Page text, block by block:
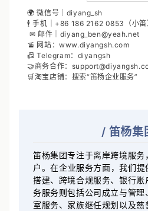
🌍 微信号｜diyang_sh
🕴 手机｜+86 186 2162 0853（小笛
✉ 邮件｜diyang_ben@yeah.net
🚡 网站：www.diyangsh.com
📠 Telegram：diyangsh
🤝商务合作：
🛒淘宝店铺：搜索“笛杨企业服务”
/ 笛杨集
笛杨集团专注于离岸跨境服
户。在企业服务方面，我们
搭建、跨境合规服务、银行账
务服务则包括公司成立与管
室服务、家族继任规划以及